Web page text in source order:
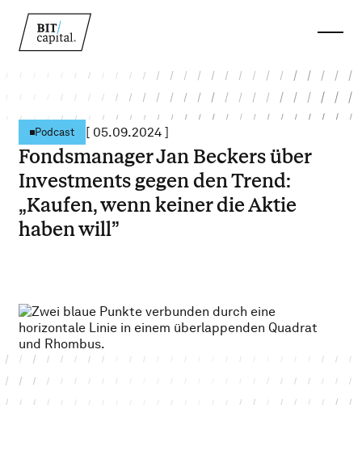
Podcast [ 05.09.2024 ]
Fondsmanager Jan Beckers über
Investments gegen den Trend:
„Kaufen, wenn keiner die Aktie
haben will”